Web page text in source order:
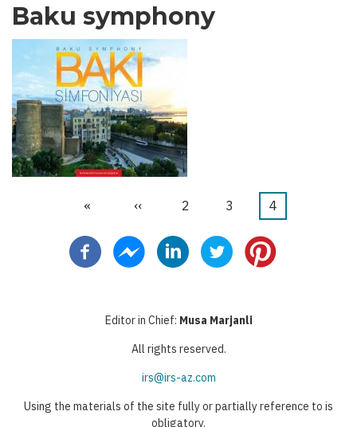
Baku symphony
First
«
Προηγούμενη
‹‹ Σελίδα
2 Σελίδα
3
Τρέχουσα
4
Editor in Chief: Musa Marjanli
All rights reserved.
irs@irs-az.com
Using the materials of the site fully or partially reference to is
obligatory.